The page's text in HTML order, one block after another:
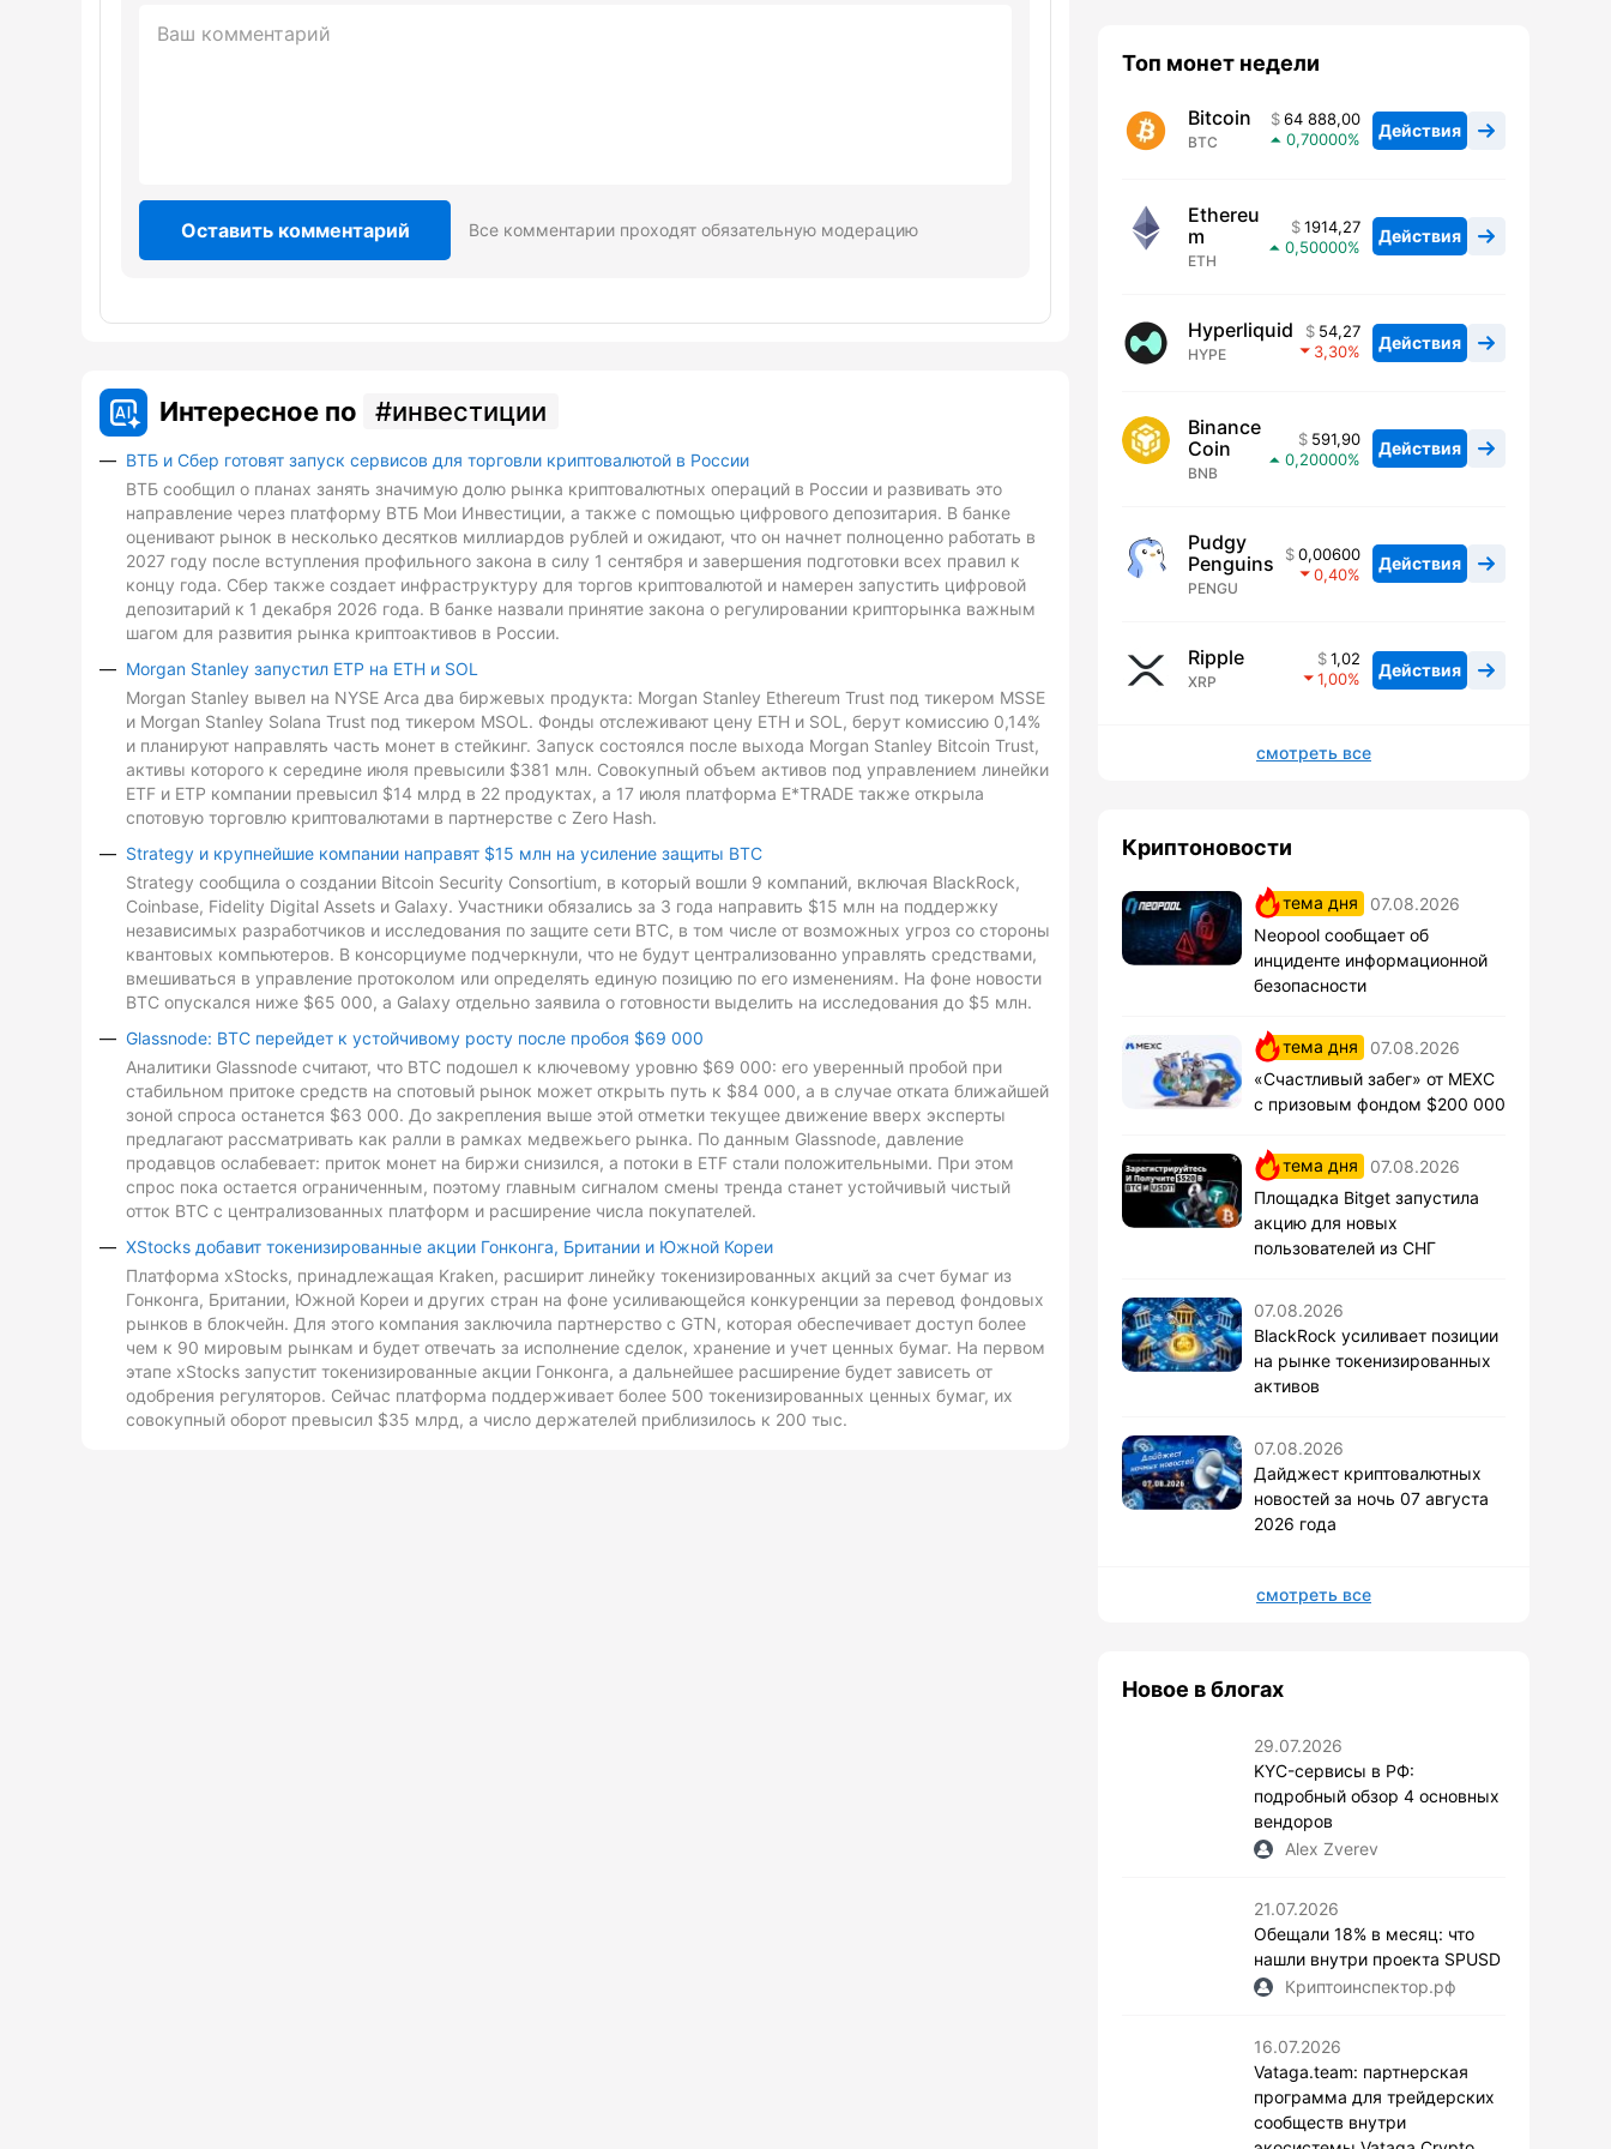
Оставить комментарий Все комментарии проходят обязательную модерацию
Интересное по инвестиции
ВТБ и Сбер готовят запуск сервисов для торговли криптовалютой в России
ВТБ сообщил о планах занять значимую долю рынка криптовалютных операций в России и развивать это
направление через платформу ВТБ Мои Инвестиции, а также с помощью цифрового депозитария. В банке
оценивают рынок в несколько десятков миллиардов рублей и ожидают, что он начнет полноценно работать в
2027 году после вступления профильного закона в силу 1 сентября и завершения подготовки всех правил к
концу года. Сбер также создает инфраструктуру для торгов криптовалютой и намерен запустить цифровой
депозитарий к 1 декабря 2026 года. В банке назвали принятие закона о регулировании крипторынка важным
шагом для развития рынка криптоактивов в России.
Morgan Stanley запустил ETP на ETH и SOL
Morgan Stanley вывел на NYSE Arca два биржевых продукта: Morgan Stanley Ethereum Trust под тикером MSSE
и Morgan Stanley Solana Trust под тикером MSOL. Фонды отслеживают цену ETH и SOL, берут комиссию 0,14%
и планируют направлять часть монет в стейкинг. Запуск состоялся после выхода Morgan Stanley Bitcoin Trust,
активы которого к середине июля превысили $381 млн. Совокупный объем активов под управлением линейки
ETF и ETP компании превысил $14 млрд в 22 продуктах, а 17 июля платформа E*TRADE также открыла
спотовую торговлю криптовалютами в партнерстве с Zero Hash.
Strategy и крупнейшие компании направят $15 млн на усиление защиты BTC
Strategy сообщила о создании Bitcoin Security Consortium, в который вошли 9 компаний, включая BlackRock,
Coinbase, Fidelity Digital Assets и Galaxy. Участники обязались за 3 года направить $15 млн на поддержку
независимых разработчиков и исследования по защите сети BTC, в том числе от возможных угроз со стороны
квантовых компьютеров. В консорциуме подчеркнули, что не будут централизованно управлять средствами,
вмешиваться в управление протоколом или определять единую позицию по его изменениям. На фоне новости
BTC опускался ниже $65 000, а Galaxy отдельно заявила о готовности выделить на исследования до $5 млн.
Glassnode: BTC перейдет к устойчивому росту после пробоя $69 000
Аналитики Glassnode считают, что BTC подошел к ключевому уровню $69 000: его уверенный пробой при
стабильном притоке средств на спотовый рынок может открыть путь к $84 000, а в случае отката ближайшей
зоной спроса останется $63 000. До закрепления выше этой отметки текущее движение вверх эксперты
предлагают рассматривать как ралли в рамках медвежьего рынка. По данным Glassnode, давление
продавцов ослабевает: приток монет на биржи снизился, а потоки в ETF стали положительными. При этом
спрос пока остается ограниченным, поэтому главным сигналом смены тренда станет устойчивый чистый
отток BTC с централизованных платформ и расширение числа покупателей.
XStocks добавит токенизированные акции Гонконга, Британии и Южной Кореи
Платформа xStocks, принадлежащая Kraken, расширит линейку токенизированных акций за счет бумаг из
Гонконга, Британии, Южной Кореи и других стран на фоне усиливающейся конкуренции за перевод фондовых
рынков в блокчейн. Для этого компания заключила партнерство с GTN, которая обеспечивает доступ более
чем к 90 мировым рынкам и будет отвечать за исполнение сделок, хранение и учет ценных бумаг. На первом
этапе xStocks запустит токенизированные акции Гонконга, а дальнейшее расширение будет зависеть от
одобрения регуляторов. Сейчас платформа поддерживает более 500 токенизированных ценных бумаг, их
совокупный оборот превысил $35 млрд, а число держателей приблизилось к 200 тыс.
Топ монет недели
Bitcoin
BTC
64 888,00
0,70000
Действия
Ethereu
m
ETH
1914,27
0,50000
Действия
Hyperliquid
HYPE
54,27
3,30
Действия
Binance
Coin
BNB
591,90
0,20000
Действия
Pudgy
Penguins
PENGU
0,00600
0,40
Действия
Ripple
XRP
1,02
1,00
Действия
смотреть все
Криптоновости
тема дня
07.08.2026
Neopool сообщает об
инциденте информационной
безопасности
тема дня
07.08.2026
«Счастливый забег» от MEXC
с призовым фондом $200 000
тема дня
07.08.2026
Площадка Bitget запустила
акцию для новых
пользователей из СНГ
07.08.2026
BlackRock усиливает позиции
на рынке токенизированных
активов
07.08.2026
Дайджест криптовалютных
новостей за ночь 07 августа
2026 года
смотреть все
Новое в блогах
29.07.2026
KYC-сервисы в РФ:
подробный обзор 4 основных
вендоров
Alex Zverev
21.07.2026
Обещали 18% в месяц: что
нашли внутри проекта SPUSD
Криптоинспектор.рф
16.07.2026
Vataga.team: партнерская
программа для трейдерских
сообществ внутри